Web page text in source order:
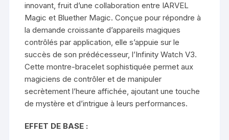
innovant, fruit d’une collaboration entre IARVEL
Magic et Bluether Magic. Conçue pour répondre à
la demande croissante d’appareils magiques
contrôlés par application, elle s’appuie sur le
succès de son prédécesseur, l’Infinity Watch V3.
Cette montre-bracelet sophistiquée permet aux
magiciens de contrôler et de manipuler
secrètement l’heure affichée, ajoutant une touche
de mystère et d’intrigue à leurs performances.
EFFET DE BASE :